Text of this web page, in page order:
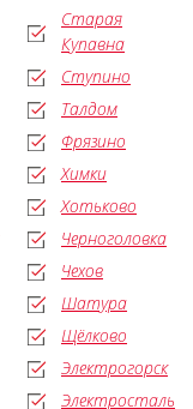
Старая
Купавна
Ступино
Талдом
Фрязино
Химки
Хотьково
Черноголовка
Чехов
Шатура
Щёлково
Электрогорск
Электросталь